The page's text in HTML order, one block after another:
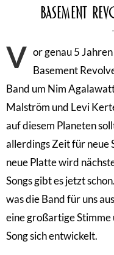
Basement
V or genau 5 Jahren
Basement
Band um Nim
Malström und Levi
auf diesem Planeten
allerdings Zeit für neue
neue Platte wird
Songs gibt es jetzt
was die Band für uns
eine großartige Stimme
Song sich entwickelt.